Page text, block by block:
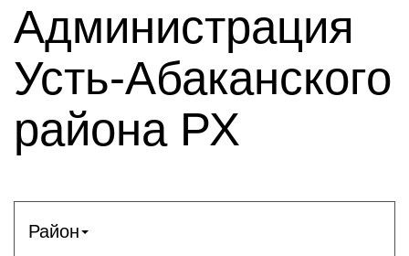
Администрация
Усть-Абаканского
района РХ
Район